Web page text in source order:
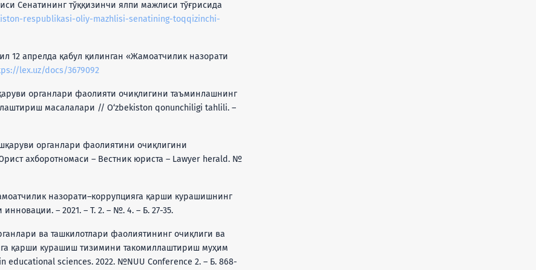
Сенатининг тўққизинчи ялпи мажлиси тўғрисида
respublikasi-oliy-mazhlisi-senatining-toqqizinchi-
12 апрелда қабул қилинган «Жамоатчилик назорати
lex.uz/docs/3679092
органлари фаолияти очиқлигини таъминлашнинг
масалалари // O‘zbekiston qonunchiligi tahlili. –
органлари фаолиятини очиқлигини
ахборотномаси – Вестник юриста – Lawyer herald. №
назорати–коррупцияга қарши курашишнинг
– 2021. – Т. 2. – №. 4. – Б. 27-35.
ва ташкилотлари фаолиятининг очиқлиги ва
қарши курашиш тизимини такомиллаштириш муҳим
sciences. 2022. №NUU Conference 2. – Б. 868-